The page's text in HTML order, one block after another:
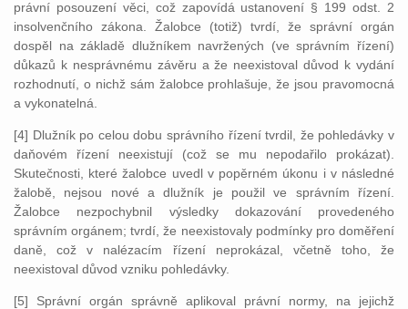
právní posouzení věci, což zapovídá ustanovení § 199 odst. 2
insolvenčního zákona. Žalobce (totiž) tvrdí, že správní orgán
dospěl na základě dlužníkem navržených (ve správním řízení)
důkazů k nesprávnému závěru a že neexistoval důvod k vydání
rozhodnutí, o nichž sám žalobce prohlašuje, že jsou pravomocná
a vykonatelná.
[4] Dlužník po celou dobu správního řízení tvrdil, že pohledávky v
daňovém řízení neexistují (což se mu nepodařilo prokázat).
Skutečnosti, které žalobce uvedl v popěrném úkonu i v následné
žalobě, nejsou nové a dlužník je použil ve správním řízení.
Žalobce nezpochybnil výsledky dokazování provedeného
správním orgánem; tvrdí, že neexistovaly podmínky pro doměření
daně, což v nalézacím řízení neprokázal, včetně toho, že
neexistoval důvod vzniku pohledávky.
[5] Správní orgán správně aplikoval právní normy, na jejichž